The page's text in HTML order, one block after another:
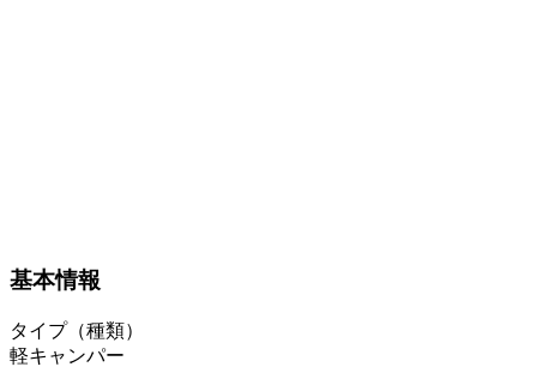
基本情報
タイプ（種類）
軽キャンパー